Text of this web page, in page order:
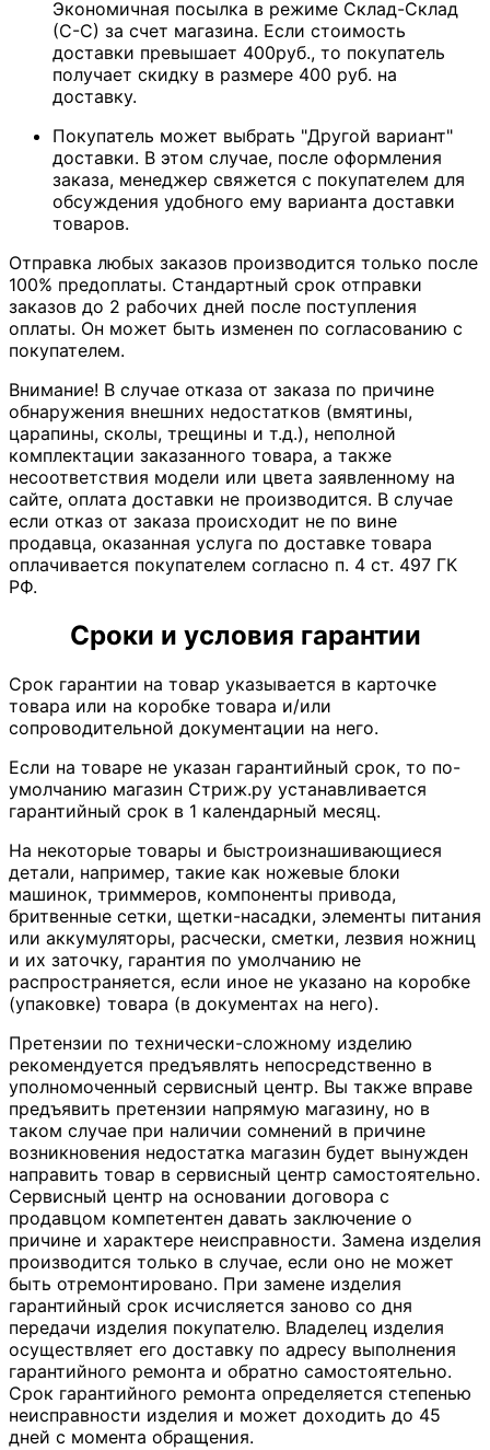
Экономичная посылка в режиме Склад-Склад
(С-С) за счет магазина. Если стоимость
доставки превышает 400руб., то покупатель
получает скидку в размере 400 руб. на
доставку.
Покупатель может выбрать "Другой вариант"
доставки. В этом случае, после оформления
заказа, менеджер свяжется с покупателем для
обсуждения удобного ему варианта доставки
товаров.
Отправка любых заказов производится только после
100% предоплаты. Стандартный срок отправки
заказов до 2 рабочих дней после поступления
оплаты. Он может быть изменен по согласованию с
покупателем.
Внимание! В случае отказа от заказа по причине
обнаружения внешних недостатков (вмятины,
царапины, сколы, трещины и т.д.), неполной
комплектации заказанного товара, а также
несоответствия модели или цвета заявленному на
сайте, оплата доставки не производится. В случае
если отказ от заказа происходит не по вине
продавца, оказанная услуга по доставке товара
оплачивается покупателем согласно п. 4 ст. 497 ГК
РФ.
Сроки и условия гарантии
Срок гарантии на товар указывается в карточке
товара или на коробке товара и/или
сопроводительной документации на него.
Если на товаре не указан гарантийный срок, то по-
умолчанию магазин Стриж.ру устанавливается
гарантийный срок в 1 календарный месяц.
На некоторые товары и быстроизнашивающиеся
детали, например, такие как ножевые блоки
машинок, триммеров, компоненты привода,
бритвенные сетки, щетки-насадки, элементы питания
или аккумуляторы, расчески, сметки, лезвия ножниц
и их заточку, гарантия по умолчанию не
распространяется, если иное не указано на коробке
(упаковке) товара (в документах на него).
Претензии по технически-сложному изделию
рекомендуется предъявлять непосредственно в
уполномоченный сервисный центр. Вы также вправе
предъявить претензии напрямую магазину, но в
таком случае при наличии сомнений в причине
возникновения недостатка магазин будет вынужден
направить товар в сервисный центр самостоятельно.
Сервисный центр на основании договора с
продавцом компетентен давать заключение о
причине и характере неисправности. Замена изделия
производится только в случае, если оно не может
быть отремонтировано. При замене изделия
гарантийный срок исчисляется заново со дня
передачи изделия покупателю. Владелец изделия
осуществляет его доставку по адресу выполнения
гарантийного ремонта и обратно самостоятельно.
Срок гарантийного ремонта определяется степенью
неисправности изделия и может доходить до 45
дней с момента обращения.